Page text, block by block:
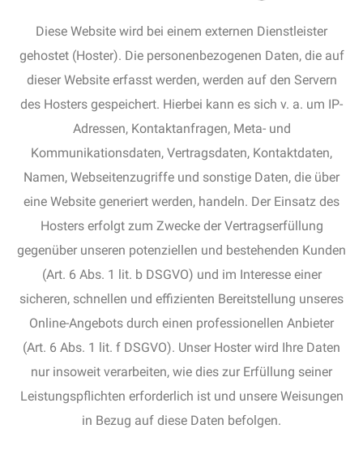
Diese Website wird bei einem externen Dienstleister
gehostet (Hoster). Die personenbezogenen Daten, die auf
dieser Website erfasst werden, werden auf den Servern
des Hosters gespeichert. Hierbei kann es sich v. a. um IP-
Adressen, Kontaktanfragen, Meta- und
Kommunikationsdaten, Vertragsdaten, Kontaktdaten,
Namen, Webseitenzugriffe und sonstige Daten, die über
eine Website generiert werden, handeln. Der Einsatz des
Hosters erfolgt zum Zwecke der Vertragserfüllung
gegenüber unseren potenziellen und bestehenden Kunden
(Art. 6 Abs. 1 lit. b DSGVO) und im Interesse einer
sicheren, schnellen und effizienten Bereitstellung unseres
Online-Angebots durch einen professionellen Anbieter
(Art. 6 Abs. 1 lit. f DSGVO). Unser Hoster wird Ihre Daten
nur insoweit verarbeiten, wie dies zur Erfüllung seiner
Leistungspflichten erforderlich ist und unsere Weisungen
in Bezug auf diese Daten befolgen.